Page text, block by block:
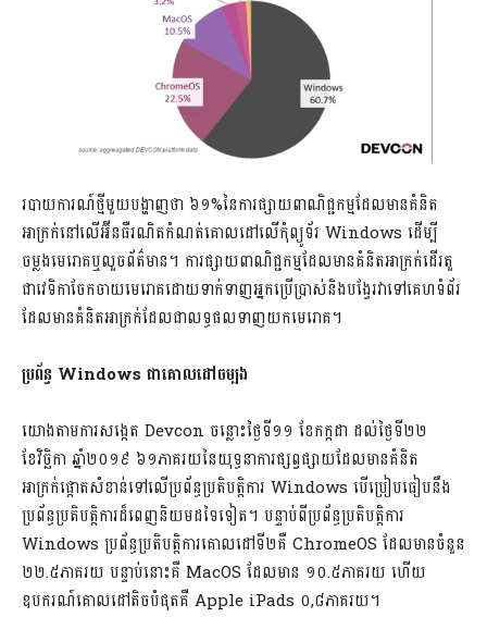
របាយការណ៍ថ្មីមួយបង្ហាញថា ៦១%នៃការផ្សាយពាណិជ្ជកម្មដែលមានគំនិត
អាក្រក់នៅលើអ៊ីនធឺរណិតកំណត់គោលដៅលើកុំព្យូទ័រ Windows ដើម្បី
ចម្លងមេរោគឬលួចព័ត៌មាន។ ការផ្សាយពាណិជ្ជកម្មដែលមានគំនិតអាក្រក់ដើរតួ
ជាវេទិកាចែកចាយមេរោគដោយទាក់ទាញអ្នកប្រើប្រាស់និងបង្វែរវាទៅគេហទំព័រ
ដែលមានគំនិតអាក្រក់ដែលជាលទ្ធផលទាញយកមេរោគ។
ប្រព័ន្ធ Windows ជាគោលដៅចម្បង
យោងតាមការសង្កេត Devcon ចន្លោះថ្ងៃទី១១ ខែកក្កដា ដល់ថ្ងៃទី២២
ខែវិច្ឆិកា ឆ្នាំ២០១៩ ៦១ភាគរយនៃយុទ្ធនាការផ្សព្វផ្សាយដែលមានគំនិត
អាក្រក់ផ្តោតសំខាន់ទៅលើប្រព័ន្ធប្រតិបត្តិការ Windows បើប្រៀបធៀបនឹង
ប្រព័ន្ធប្រតិបត្តិការដ៏ពេញនិយមដទៃទៀត។ បន្ទាប់ពីប្រព័ន្ធប្រតិបត្តិការ
Windows ប្រព័ន្ធប្រតិបត្តិការគោលដៅទី២គឺ ChromeOS ដែលមានចំនួន
២២.៥ភាគរយ បន្ទាប់នោះគឺ MacOS ដែលមាន ១០.៥ភាគរយ ហើយ
ឧបករណ៍គោលដៅតិចបំផុតគឺ Apple iPads ០,៨ភាគរយ។